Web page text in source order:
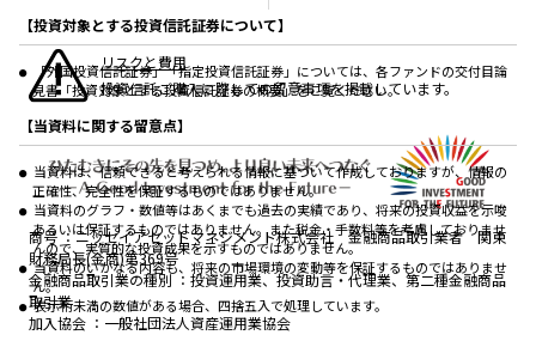
【投資対象とする投資信託証券について】
「外国投資信託証券」「指定投資信託証券」については、各ファンドの交付目論
見書「投資対象とする投資信託証券の概要」をご覧ください。
【当資料に関する留意点】
当資料は、信頼できると考えられる情報に基づいて作成しておりますが、情報の
正確性、完全性を保証するものではありません。
当資料のグラフ・数値等はあくまでも過去の実績であり、将来の投資収益を示唆
あるいは保証するものではありません。また税金・手数料等を考慮しておりませ
んので、実質的な投資成果を示すものではありません。
当資料のいかなる内容も、将来の市場環境の変動等を保証するものではありませ
ん。
表示桁未満の数値がある場合、四捨五入で処理しています。
リスクと費用
投資信託ご購入に際しての留意事項を掲載しています。
商号
ニッセイアセットマネジメント株式会社 金融商品取引業者 関東
財務局長(金商)第369号
金融商品取引業の種別
投資運用業、投資助言・代理業、第二種金融商品
取引業
加入協会
一般社団法人資産運用業協会